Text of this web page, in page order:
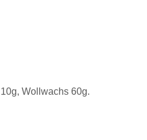
Wollwachs 60g.